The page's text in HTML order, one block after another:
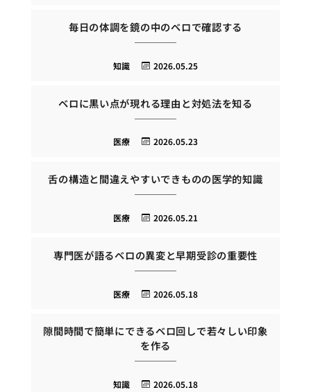
毎日の体調を鏡の中のベロで確認する
2026.05.25
知識
ベロに黒い点が現れる理由と対処法を知る
2026.05.23
医療
舌の構造と間違えやすいできものの医学的知識
2026.05.21
医療
専門医が語るベロの異変と早期受診の重要性
2026.05.18
医療
隙間時間で簡単にできるベロ回しで若々しい印象
を作る
2026.05.18
知識